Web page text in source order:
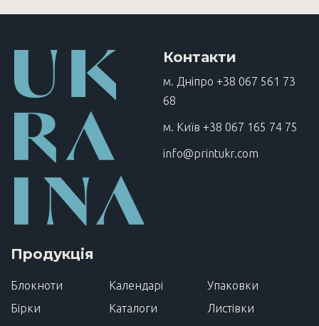
Контакти
м. Дніпро +38 067 561 73
68
м. Київ +38 067 165 74 75
info@printukr.com
Продукція
Блокноти
Бірки
Календарі
Каталоги
Упаковки
Листівки